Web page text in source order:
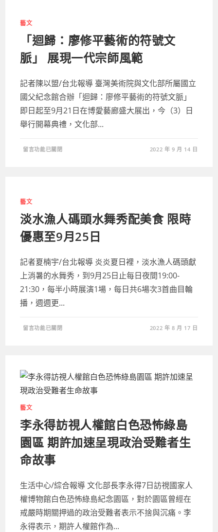
LITV
專
訪
「冬
菊,
沒
問
題」
俐、
謝
祖
武、
李
唯
楓〉
中
藝文
「迴歸：廖修平藝術的符號文
脈」 展現一代宗師風範
記者陳以盟/台北報導 臺灣美術院與文化部所屬國立
國父紀念館合辦「迴歸：廖修平藝術的符號文脈」
即日起至9月21日在博愛藝廊盛大展出，今（3）日
舉行開幕典禮，文化部...
在
〈「迴
的
符
號
文
脈」
展
現
一
師
風
範〉
中
留言功能已關閉 2022 年 9 月 14 日
藝文
淡水漁人碼頭水舞秀配美食 限時
優惠至9月25日
記者夏楠宇/台北報導 炎炎夏日裡，淡水漁人碼頭獻
上消暑的水舞秀，到9月25日止每日夜間19:00-
21:30，每半小時展演1場，每日共6場次3首曲目輪
播，週週更...
在
〈淡
水
舞
配
美
食
限
優
惠
至
9
月
25
日〉
中
留言功能已關閉 2022 年 8 月 17 日
藝文
李永得訪視人權館白色恐怖綠島
園區 期許加速呈現政治受難者生
命故事
生活中心/綜合報導 文化部長李永得7日訪視國家人
權博物館白色恐怖綠島紀念園區，對於園區曾經在
戒嚴時期關押過的政治受難者表示不捨與沉痛。李
永得表示，期許人權館作為...